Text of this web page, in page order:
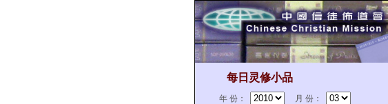
每日灵修小品
年 份：
月 份：